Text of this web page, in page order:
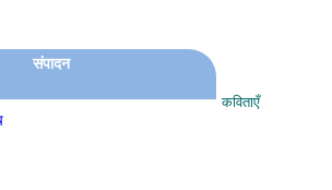
संपादन
कविताएँ